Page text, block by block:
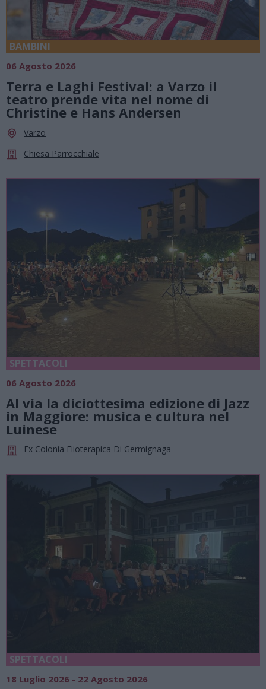
BAMBINI
06 Agosto 2026
Terra e Laghi Festival: a Varzo il
teatro prende vita nel nome di
Christine e Hans Andersen
Varzo
Chiesa Parrocchiale
SPETTACOLI
06 Agosto 2026
Al via la diciottesima edizione di Jazz
in Maggiore: musica e cultura nel
Luinese
Ex Colonia Elioterapica Di Germignaga
SPETTACOLI
18 Luglio 2026 - 22 Agosto 2026